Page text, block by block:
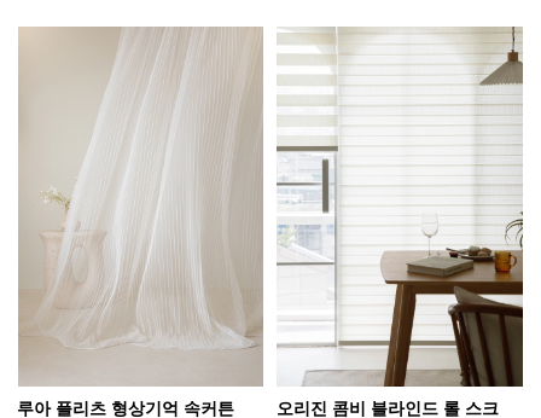
루아 플리츠 형상기억 속커튼
오리진 콤비 블라인드 롤 스크